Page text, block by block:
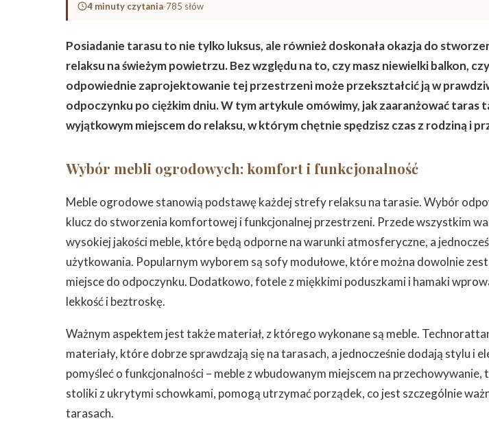
4 minuty czytania·785 słów
Posiadanie tarasu to nie tylko luksus, ale również doskonała okazja do
relaksu na świeżym powietrzu. Bez względu na to, czy masz niewielki balkon,
odpowiednie zaprojektowanie tej przestrzeni może przekształcić ją w
odpoczynku po ciężkim dniu. W tym artykule omówimy, jak zaaranżować taras
wyjątkowym miejscem do relaksu, w którym chętnie spędzisz czas z rodziną i
Wybór mebli ogrodowych: komfort i funkcjonalność
Meble ogrodowe stanowią podstawę każdej strefy relaksu na tarasie. Wybór
klucz do stworzenia komfortowej i funkcjonalnej przestrzeni. Przede wszystkim
wysokiej jakości meble, które będą odporne na warunki atmosferyczne, a
użytkowania. Popularnym wyborem są sofy modułowe, które można dowolnie
miejsce do odpoczynku. Dodatkowo, fotele z miękkimi poduszkami i hamaki
lekkość i beztroskę.
Ważnym aspektem jest także materiał, z którego wykonane są meble.
materiały, które dobrze sprawdzają się na tarasach, a jednocześnie dodają stylu i
pomyśleć o funkcjonalności – meble z wbudowanym miejscem na przechowywanie,
stoliki z ukrytymi schowkami, pomogą utrzymać porządek, co jest szczególnie
tarasach.